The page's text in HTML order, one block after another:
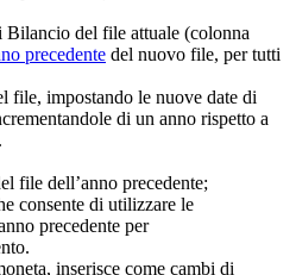
del file attuale (colonna
precedente del nuovo file, per tutti
file, impostando le nuove date di
di un anno rispetto a
file dell’anno precedente;
consente di utilizzare le
precedente per
inserisce come cambi di